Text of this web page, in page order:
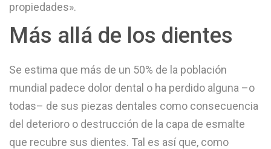
propiedades».
Más allá de los dientes
Se estima que más de un 50% de la población
mundial padece dolor dental o ha perdido alguna –o
todas– de sus piezas dentales como consecuencia
del deterioro o destrucción de la capa de esmalte
que recubre sus dientes. Tal es así que, como